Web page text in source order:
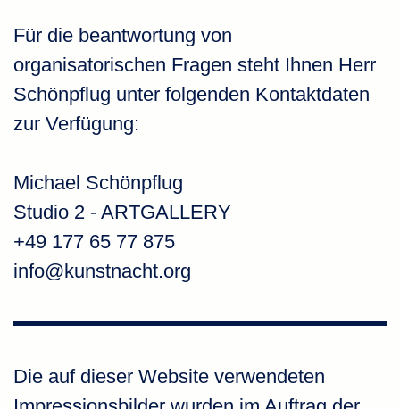
Für die beantwortung von
organisatorischen Fragen steht Ihnen Herr
Schönpflug unter folgenden Kontaktdaten
zur Verfügung:
Michael Schönpflug
Studio 2 - ARTGALLERY
+49 177 65 77 875
info@kunstnacht.org
Die auf dieser Website verwendeten